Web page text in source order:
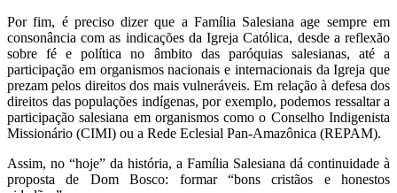
Por fim, é preciso dizer que a Família Salesiana age sempre em
consonância com as indicações da Igreja Católica, desde a reflexão
sobre fé e política no âmbito das paróquias salesianas, até a
participação em organismos nacionais e internacionais da Igreja que
prezam pelos direitos dos mais vulneráveis. Em relação à defesa dos
direitos das populações indígenas, por exemplo, podemos ressaltar a
participação salesiana em organismos como o Conselho Indigenista
Missionário (CIMI) ou a Rede Eclesial Pan-Amazônica (REPAM).
Assim, no “hoje” da história, a Família Salesiana dá continuidade à
proposta de Dom Bosco: formar “bons cristãos e honestos